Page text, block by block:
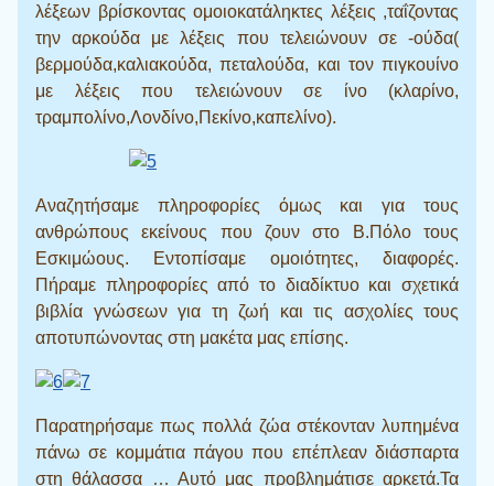
λέξεων βρίσκοντας ομοιοκατάληκτες λέξεις ,ταΐζοντας
την αρκούδα με λέξεις που τελειώνουν σε -ούδα(
βερμούδα,καλιακούδα, πεταλούδα, και τον πιγκουίνο
με λέξεις που τελειώνουν σε ίνο (κλαρίνο,
τραμπολίνο,Λονδίνο,Πεκίνο,καπελίνο).
Αναζητήσαμε πληροφορίες όμως και για τους
ανθρώπους εκείνους που ζουν στο Β.Πόλο τους
Εσκιμώους. Εντοπίσαμε ομοιότητες, διαφορές.
Πήραμε πληροφορίες από το διαδίκτυο και σχετικά
βιβλία γνώσεων για τη ζωή και τις ασχολίες τους
αποτυπώνοντας στη μακέτα μας επίσης.
Παρατηρήσαμε πως πολλά ζώα στέκονταν λυπημένα
πάνω σε κομμάτια πάγου που επέπλεαν διάσπαρτα
στη θάλασσα … Αυτό μας προβλημάτισε αρκετά.Τα